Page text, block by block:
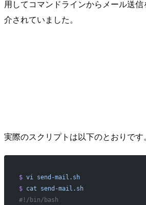
用してコマンドラインからメール送
介されていました。
実際のスクリプトは以下のとおりです。
$ vi send-mail.sh
$ cat send-mail.sh
#!/bin/bash